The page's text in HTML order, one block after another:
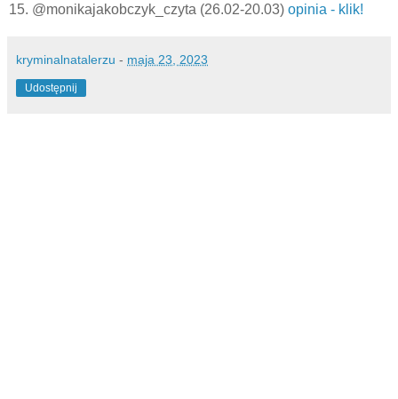
15. @monikajakobczyk_czyta (26.02-20.03) opinia - klik!
kryminalnatalerzu - maja 23, 2023
Udostępnij